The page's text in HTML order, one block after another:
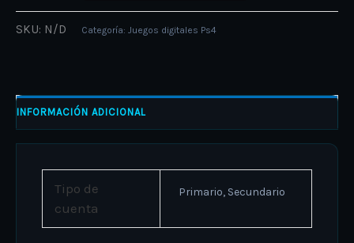
SKU: N/D Categoría: Juegos digitales Ps4
INFORMACIÓN ADICIONAL
Tipo de
cuenta
Primario, Secundario